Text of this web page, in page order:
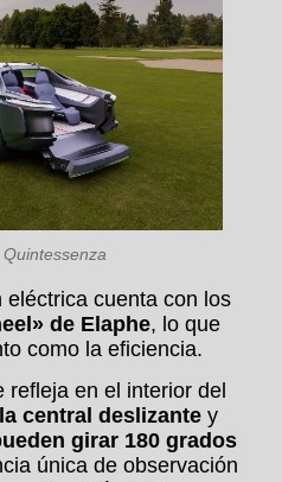
cuenta con los
de Elaphe, lo que
como la eficiencia.
en el interior del
central deslizante y
girar 180 grados
única de observación